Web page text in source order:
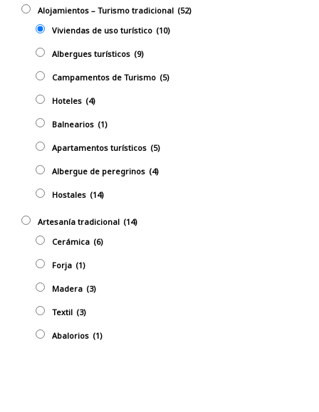
Alojamientos – Turismo tradicional (52)
Viviendas de uso turístico (10)
Albergues turísticos (9)
Campamentos de Turismo (5)
Hoteles (4)
Balnearios (1)
Apartamentos turísticos (5)
Albergue de peregrinos (4)
Hostales (14)
Artesaní­a tradicional (14)
Cerámica (6)
Forja (1)
Madera (3)
Textil (3)
Abalorios (1)